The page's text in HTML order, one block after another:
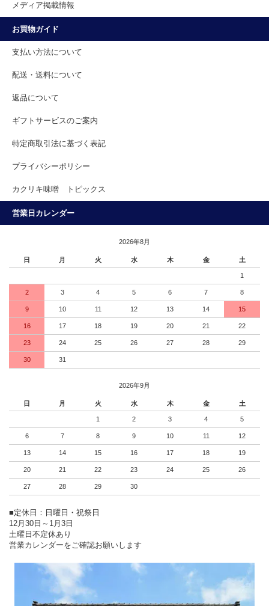
メディア掲載情報
お買物ガイド
支払い方法について
配送・送料について
返品について
ギフトサービスのご案内
特定商取引法に基づく表記
プライバシーポリシー
カクリキ味噌 トピックス
営業日カレンダー
2026年8月
日 月 火 水 木 金 土
1
2 3 4 5 6 7 8
9 10 11 12 13 14 15
16 17 18 19 20 21 22
23 24 25 26 27 28 29
30 31
2026年9月
日 月 火 水 木 金 土
1 2 3 4 5
6 7 8 9 10 11 12
13 14 15 16 17 18 19
20 21 22 23 24 25 26
27 28 29 30
■定休日：日曜日・祝祭日
12月30日～1月3日
土曜日不定休あり
営業カレンダーをご確認お願いします